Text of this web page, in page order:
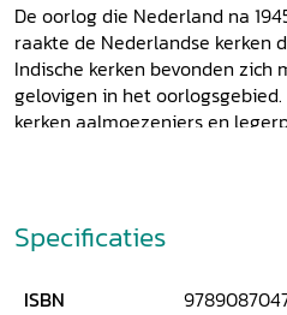
De oorlog die Nederland na
raakte de Neder­landse kerken
Indische kerken bevonden zich
gelovigen in het
kerken aalmoezeniers en
mee. Wat hield het werk van
Hoe keken de geestelijken ter
voor de Indonesische
het onderzoek naar de rol van
Specificaties
ISBN